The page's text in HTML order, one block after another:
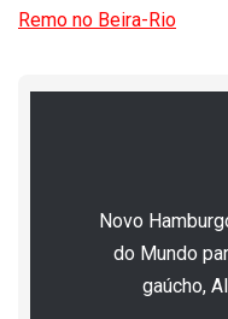
Remo no Beira-Rio
Novo
do Mundo
gaúcho,